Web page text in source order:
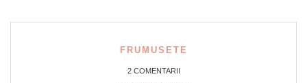
FRUMUSETE
2 COMENTARII